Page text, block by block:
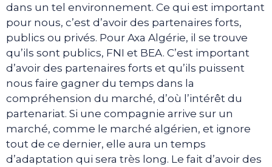
dans un tel environnement. Ce qui est important
pour nous, c’est d’avoir des partenaires forts,
publics ou privés. Pour Axa Algérie, il se trouve
qu’ils sont publics, FNI et BEA. C’est important
d’avoir des partenaires forts et qu’ils puissent
nous faire gagner du temps dans la
compréhension du marché, d’où l’intérêt du
partenariat. Si une compagnie arrive sur un
marché, comme le marché algérien, et ignore
tout de ce dernier, elle aura un temps
d’adaptation qui sera très long. Le fait d’avoir des